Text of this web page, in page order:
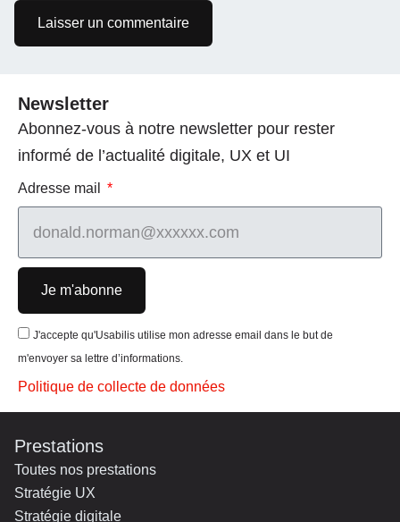
Newsletter
Abonnez-vous à notre newsletter pour rester
informé de l’actualité digitale, UX et UI
Adresse mail
Je m'abonne
J'accepte qu'Usabilis utilise mon adresse email dans le but de
m'envoyer sa lettre d’informations.
Politique de collecte de données
Prestations
Toutes nos prestations
Stratégie UX
Stratégie digitale